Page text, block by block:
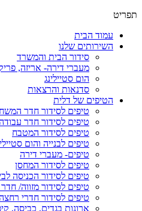
תפריט
עמוד הבית
השירותים שלנו
סידור הבית והמשרד
מעברי דירה- אריזה,
הום סטיילינג
סדנאות והרצאות
הטיפים של דלית
טיפים לסידור חדר
טיפים לסידור חדר
טיפים לסידור המטבח
טיפים לבנייה והום
טיפים- מעברי דירה
טיפים לסידור המחסן
טיפים לסידור הכניסה
טיפים לסידור מזווה/
טיפים לסידור חדרי
ארונות בגדים, כביסה,